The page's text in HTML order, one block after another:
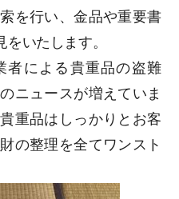
を行い、金品や重要書
いたします。
者による貴重品の盗難
ニュースが増えていま
重品はしっかりとお客
の整理を全てワンスト